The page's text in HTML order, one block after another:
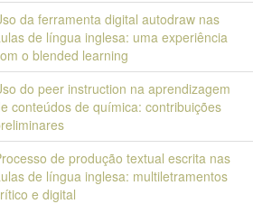
da ferramenta digital autodraw nas
de língua inglesa: uma experiência
o blended learning
do peer instruction na aprendizagem
conteúdos de química: contribuições
de produção textual escrita nas
de língua inglesa: multiletramentos
e digital